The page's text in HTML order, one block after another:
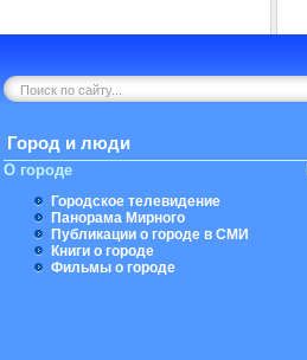
Город и люди
О городе
Городское телевидение
Панорама Мирного
Публикации о городе в СМИ
Книги о городе
Фильмы о городе